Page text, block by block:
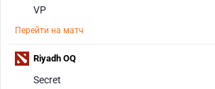
VP
Перейти на матч
Secret
Riyadh OQ